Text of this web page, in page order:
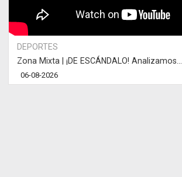
DEPORTES
Zona Mixta | ¡DE ESCÁNDALO! Analizamos...
06-08-2026